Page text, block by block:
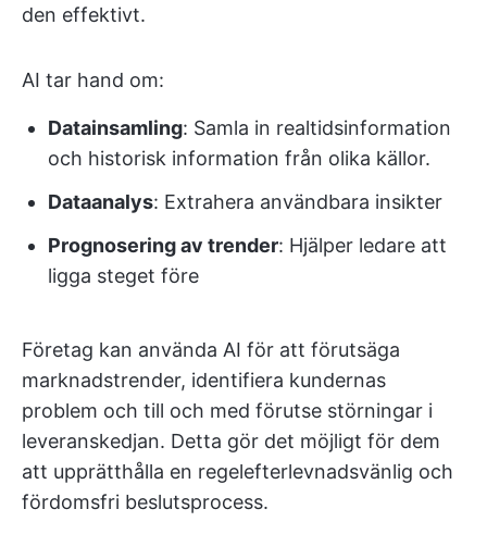
den effektivt.
AI tar hand om:
Datainsamling: Samla in realtidsinformation
och historisk information från olika källor.
Dataanalys: Extrahera användbara insikter
Prognosering av trender: Hjälper ledare att
ligga steget före
Företag kan använda AI för att förutsäga
marknadstrender, identifiera kundernas
problem och till och med förutse störningar i
leveranskedjan. Detta gör det möjligt för dem
att upprätthålla en regelefterlevnadsvänlig och
fördomsfri beslutsprocess.